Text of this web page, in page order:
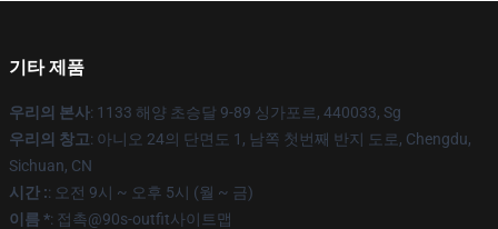
기타 제품
우리의 본사: 1133 해양 초승달 9-89 싱가포르, 440033, Sg
우리의 창고: 아니오 24의 단면도 1, 남쪽 첫번째 반지 도로, Chengdu,
Sichuan, CN
시간 :: 오전 9시 ~ 오후 5시 (월 ~ 금)
이름 *: 접촉@90s-outfit사이트맵